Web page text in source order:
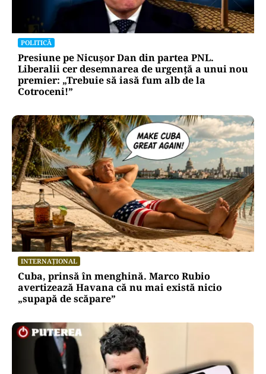
POLITICĂ
Presiune pe Nicușor Dan din partea PNL.
Liberalii cer desemnarea de urgență a unui nou
premier: „Trebuie să iasă fum alb de la
Cotroceni!”
INTERNAȚIONAL
Cuba, prinsă în menghină. Marco Rubio
avertizează Havana că nu mai există nicio
„supapă de scăpare”